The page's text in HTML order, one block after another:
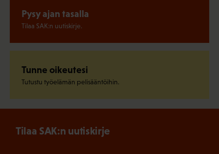
Pysy ajan tasalla
Tilaa SAK:n uutiskirje.
Tunne oikeutesi
Tutustu työelämän pelisääntöihin.
Tilaa SAK:n uutiskirje